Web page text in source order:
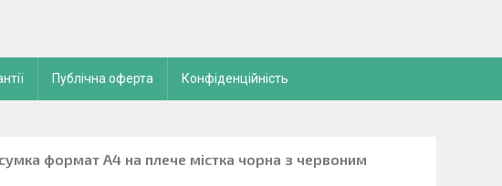
Публічна оферта Конфіденційність
формат А4 на плече містка чорна з червоним